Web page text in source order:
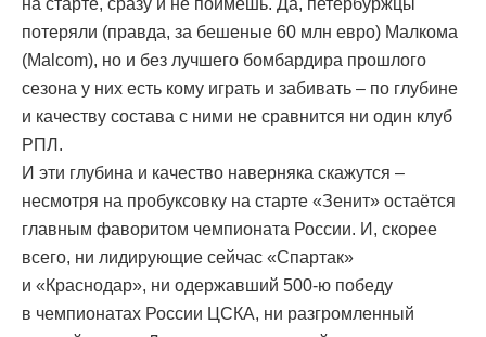
потеряли (правда, за бешеные 60 млн евро) Малкома
(Malcom), но и без лучшего бомбардира прошлого
сезона у них есть кому играть и забивать – по глубине
и качеству состава с ними не сравнится ни один клуб
РПЛ.
И эти глубина и качество наверняка скажутся –
несмотря на пробуксовку на старте «Зенит» остаётся
главным фаворитом чемпионата России. И, скорее
всего, ни лидирующие сейчас «Спартак»
и «Краснодар», ни одержавший 500-ю победу
в чемпионатах России ЦСКА, ни разгромленный